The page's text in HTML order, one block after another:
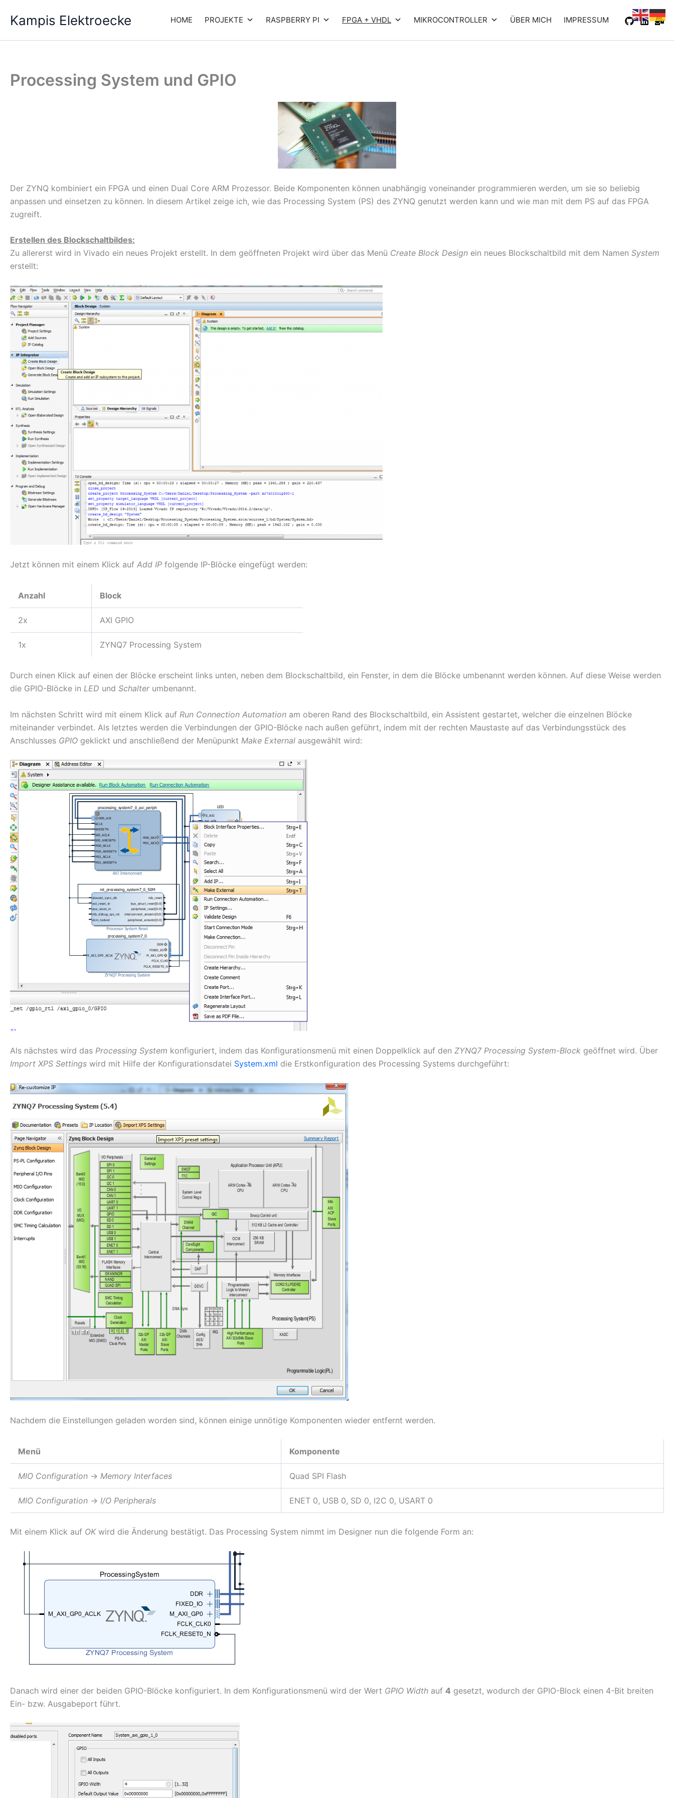
InhaltKampis Elektroecke HOME PROJEKTE RASPBERRY PI FPGA + VHDL MIKROCONTROLLER ÜBER MICH IMPRESSUM
Processing System und GPIO
Der ZYNQ kombiniert ein FPGA und einen Dual Core ARM Prozessor. Beide Komponenten können unabhängig voneinander programmieren werden, um sie so beliebig
anpassen und einsetzen zu können. In diesem Artikel zeige ich, wie das Processing System (PS) des ZYNQ genutzt werden kann und wie man mit dem PS auf das FPGA
zugreift.
Erstellen des Blockschaltbildes:
Zu allererst wird in Vivado ein neues Projekt erstellt. In dem geöffneten Projekt wird über das Menü Create Block Design ein neues Blockschaltbild mit dem Namen System
erstellt:
Jetzt können mit einem Klick auf Add IP folgende IP-Blöcke eingefügt werden:
Anzahl Block
2x AXI GPIO
1x ZYNQ7 Processing System
Durch einen Klick auf einen der Blöcke erscheint links unten, neben dem Blockschaltbild, ein Fenster, in dem die Blöcke umbenannt werden können. Auf diese Weise werden
die GPIO-Blöcke in LED und Schalterumbenannt.
Im nächsten Schritt wird mit einem Klick auf Run Connection Automation am oberen Rand des Blockschaltbild, ein Assistent gestartet, welcher die einzelnen Blöcke
miteinander verbindet. Als letztes werden die Verbindungen der GPIO-Blöcke nach außen geführt, indem mit der rechten Maustaste auf das Verbindungsstück des
Anschlusses GPIO geklickt und anschließend der Menüpunkt Make External ausgewählt wird:
Als nächstes wird das Processing System konfiguriert, indem das Konfigurationsmenü mit einen Doppelklick auf den ZYNQ7 Processing System-Block geöffnet wird. Über
Import XPS Settings wird mit Hilfe der Konfigurationsdatei System.xml die Erstkonfiguration des Processing Systems durchgeführt:
Nachdem die Einstellungen geladen worden sind, können einige unnötige Komponenten wieder entfernt werden.
Menü Komponente
MIO Configuration → Memory Interfaces Quad SPI Flash
MIO Configuration → I/O Peripherals ENET 0, USB 0, SD 0, I2C 0, USART 0
Mit einem Klick auf OKwird die Änderung bestätigt. Das Processing System nimmt im Designer nun die folgende Form an:
Danach wird einer der beiden GPIO-Blöcke konfiguriert. In dem Konfigurationsmenü wird der Wert GPIO Width auf 4 gesetzt, wodurch der GPIO-Block einen 4-Bit breiten
Ein- bzw. Ausgabeport führt.